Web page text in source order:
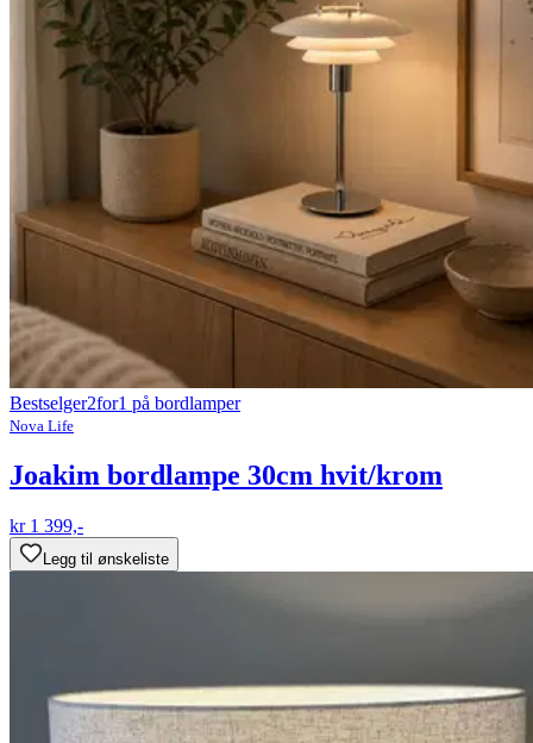
Bestselger2for1 på bordlamper
Nova Life
Joakim bordlampe 30cm hvit/krom
kr 1 399,-
Legg til ønskeliste